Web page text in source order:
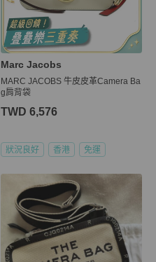
Marc Jacobs
MARC JACOBS 牛皮皮革Camera Ba
g肩背袋
TWD 6,576
狀況良好 香港 免運